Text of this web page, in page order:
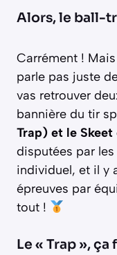
Alors, le ball-
Carrément !
parle pas juste
vas retrouver
bannière du tir
Trap) et le
disputées par
individuel, et il y
épreuves par
tout !
Le « Trap »,